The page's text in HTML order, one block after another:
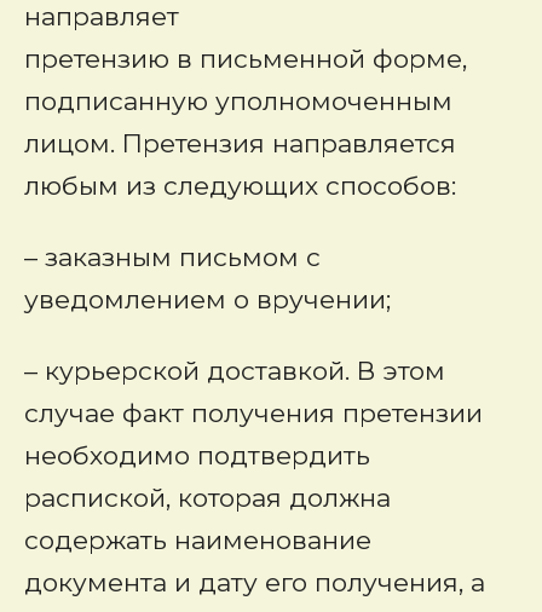
направляет
претензию в письменной форме,
подписанную уполномоченным
лицом. Претензия направляется
любым из следующих способов:
– заказным письмом с
уведомлением о вручении;
– курьерской доставкой. В этом
случае факт получения претензии
необходимо подтвердить
распиской, которая должна
содержать наименование
документа и дату его получения, а